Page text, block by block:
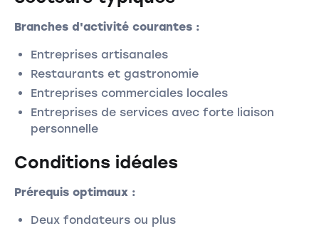
Branches d'activité courantes :
Entreprises artisanales
Restaurants et gastronomie
Entreprises commerciales locales
Entreprises de services avec forte liaison
personnelle
Conditions idéales
Prérequis optimaux :
Deux fondateurs ou plus